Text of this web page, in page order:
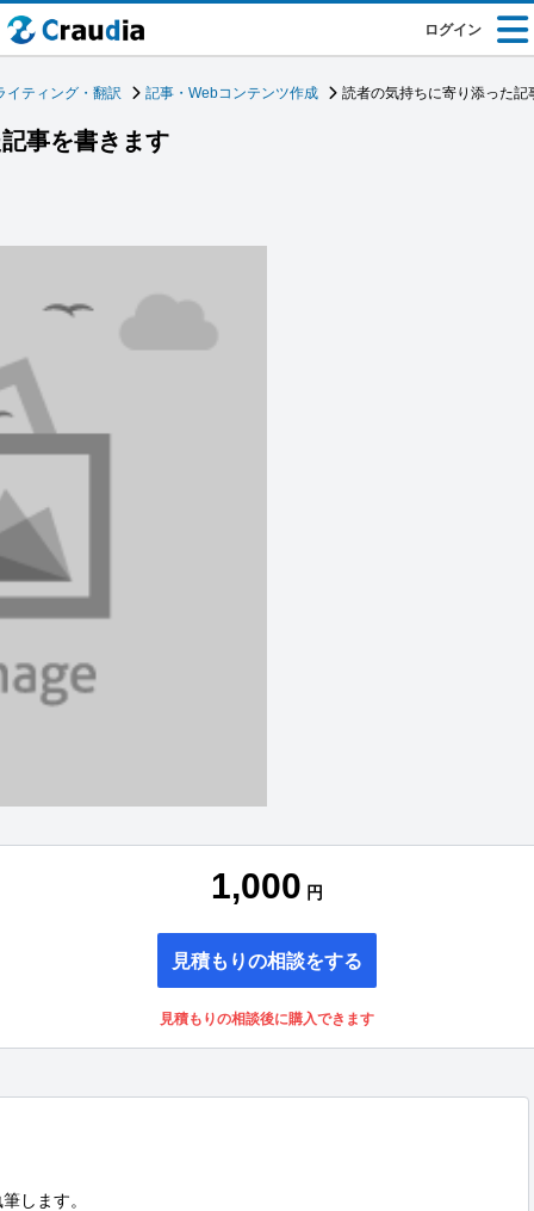
ログイン
イティング・翻訳 記事・Webコンテンツ作成 読者の気持ちに寄り添った記
事を書きます
1,000 円
見積もりの相談をする
見積もりの相談後に購入できます
します。